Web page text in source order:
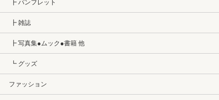
┣ パンフレット
┣ 雑誌
┣ 写真集●ムック●書籍 他
┗ グッズ
ファッション